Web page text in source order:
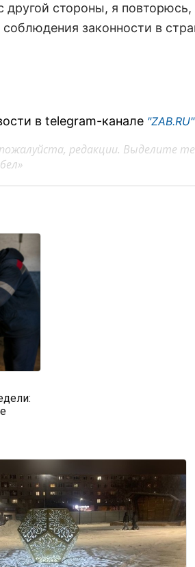
другой стороны, я
законности в
в telegram-канале "ZAB.RU"
редакции. Выделите